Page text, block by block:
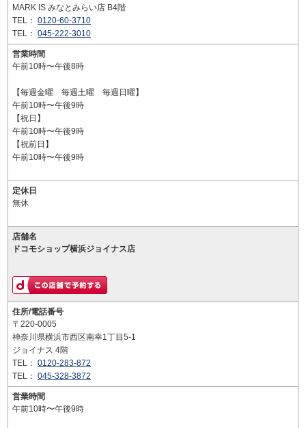
MARK IS みなとみらい店 B4階
TEL： 0120-60-3710
TEL： 045-222-3010
営業時間
午前10時〜午後8時
【毎週金曜 毎週土曜 毎週日曜】
午前10時〜午後9時
【祝日】
午前10時〜午後9時
【祝前日】
午前10時〜午後9時
定休日
無休
店舗名
ドコモショップ横浜ジョイナス店
住所/電話番号
〒220-0005
神奈川県横浜市西区南幸1丁目5-1
ジョイナス 4階
TEL： 0120-283-872
TEL： 045-328-3872
営業時間
午前10時〜午後9時